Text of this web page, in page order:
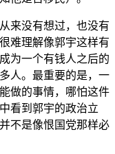
来没有想过，也没有
难理解像郭宇这样有
为一个有钱人之后的
人。最重要的是，一
做的事情，哪怕这件
看到郭宇的政治立
不是像恨国党那样必